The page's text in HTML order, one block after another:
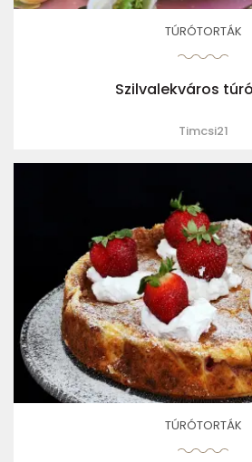
TÚRÓTORTÁK
Szilvalekváros
Timcsi21
TÚRÓTORTÁK